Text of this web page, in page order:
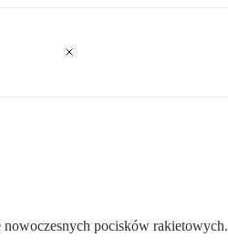
pocisków rakietowych.